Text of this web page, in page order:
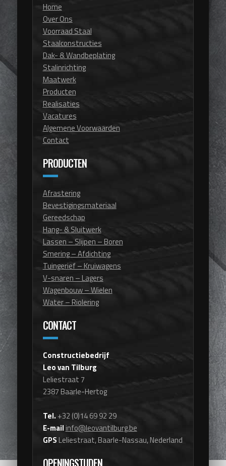
Home
Over Ons
Voorraad Staal
Staalconstructies
Dak- & Wandbeplating
Stalinrichting
Maatwerk
Producten
Realisaties
Vacatures
Algemene Voorwaarden
Contact
PRODUCTEN
Afrastering
Bevestigingsmateriaal
Gereedschap
Hang- & Sluitwerk
Lassen – Slijpen – Boren
Smering – Afdichting
Tuingerief – Kruiwagens
V-snaren – Lagers
Wagenbouw – Wielen
Water – Riolering
CONTACT
Constructiebedrijf
Leo van Tilburg
Leliestraat 7
2387 Baarle-Hertog
Tel. +32 (0)14 69 92 29
E-mailinfo@leovantilburg.be
GPSLeliestraat, Baarle-Nassau, Nederland
OPENINGSTIJDEN